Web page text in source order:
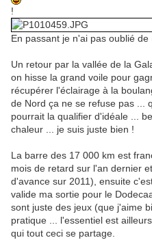
!
En passant je n'ai pas oublié
Un retour par la vallée de la
on hisse la grand voile pour
récupérer l'éclairage à la
de Nord ça ne se refuse pas ...
pourrait la qualifier d'idéale ...
chaleur ... je suis juste bien !
La barre des 17 000 km est
mois de retard sur l'an dernier
d'avance sur 2011), ensuite
valide ma sortie pour le
sont juste des jeux (que j'aime
pratique ... l'essentiel est
qui tout ceci se partage.